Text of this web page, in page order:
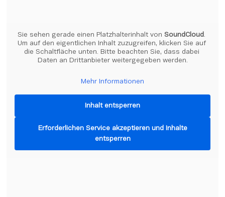
Sie sehen gerade einen Platzhalterinhalt von SoundCloud .
Um auf den eigentlichen Inhalt zuzugreifen, klicken Sie auf
die Schaltfläche unten. Bitte beachten Sie, dass dabei
Daten an Drittanbieter weitergegeben werden.
Mehr Informationen
Inhalt entsperren
Erforderlichen Service akzeptieren und Inhalte
entsperren